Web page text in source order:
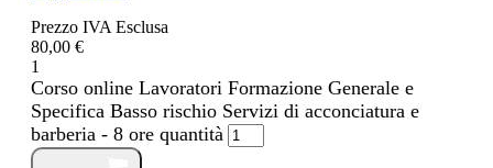
Prezzo IVA Esclusa
80,00 €
1
Corso online Lavoratori Formazione Generale e
Specifica Basso rischio Servizi di acconciatura e
barberia - 8 ore quantità